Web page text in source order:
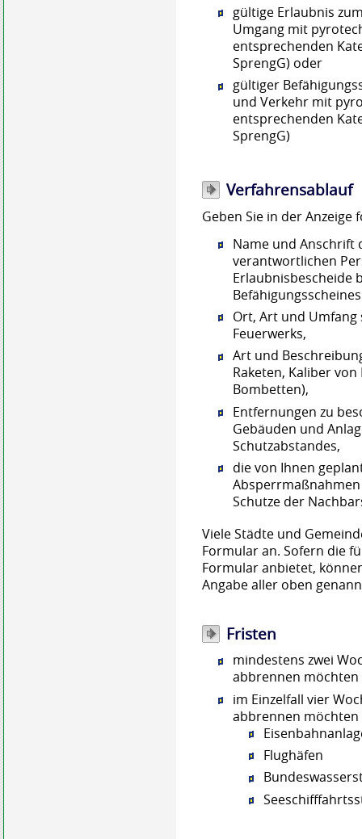
gültige Erlaubnis
Umgang mit
entsprechenden
SprengG) oder
gültiger
und Verkehr mit
entsprechenden
SprengG)
Verfahrensablauf
Geben Sie in der
Name und Anschrift
verantwortlichen
Erlaubnisbescheide
Ort, Art und Umfang
Feuerwerks,
Art und
Raketen, Kaliber
Bombetten),
Entfernungen zu
Gebäuden und
Schutzabstandes,
die von Ihnen
Schutze der
Viele Städte und
Formular an. Sofern die
Formular anbietet,
Angabe aller oben
Fristen
mindestens zwei
abbrennen möchten
im Einzelfall vier
abbrennen
Flughäfen